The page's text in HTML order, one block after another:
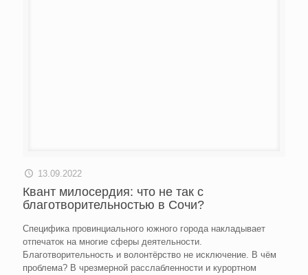
13.09.2022
Квант милосердия: что не так с
благотворительностью в Сочи?
Специфика провинциального южного города накладывает
отпечаток на многие сферы деятельности.
Благотворительность и волонтёрство не исключение. В чём
проблема? В чрезмерной расслабленности и курортном